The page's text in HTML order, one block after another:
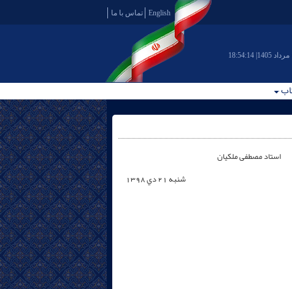
English تماس با ما
18:54:15
استاد مصطفى ملکيان
شنبه 21 دي 1398